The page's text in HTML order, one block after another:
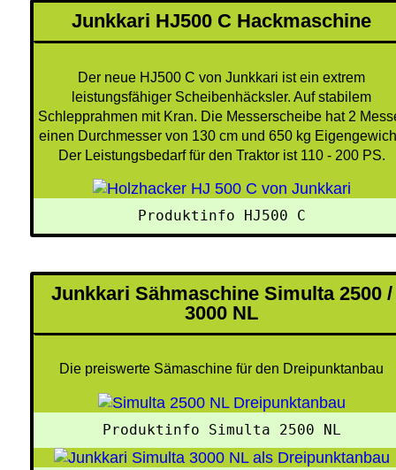
Junkkari HJ500 C Hackmaschine
Der neue HJ500 C von Junkkari ist ein extrem
leistungsfähiger Scheibenhäcksler. Auf stabilem
Schlepprahmen mit Kran. Die Messerscheibe hat 2
einen Durchmesser von 130 cm und 650 kg
Der Leistungsbedarf für den Traktor ist 110 - 200 PS.
Produktinfo HJ500 C
Junkkari Sähmaschine Simulta 2500 /
3000 NL
Die preiswerte Sämaschine für den Dreipunktanbau
Produktinfo Simulta 2500 NL